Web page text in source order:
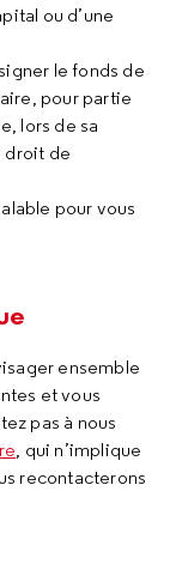
ou d’une
le fonds de
pour partie
lors de sa
droit de
pour vous
ensemble
et vous
pas à nous
, qui n’implique
recontacterons